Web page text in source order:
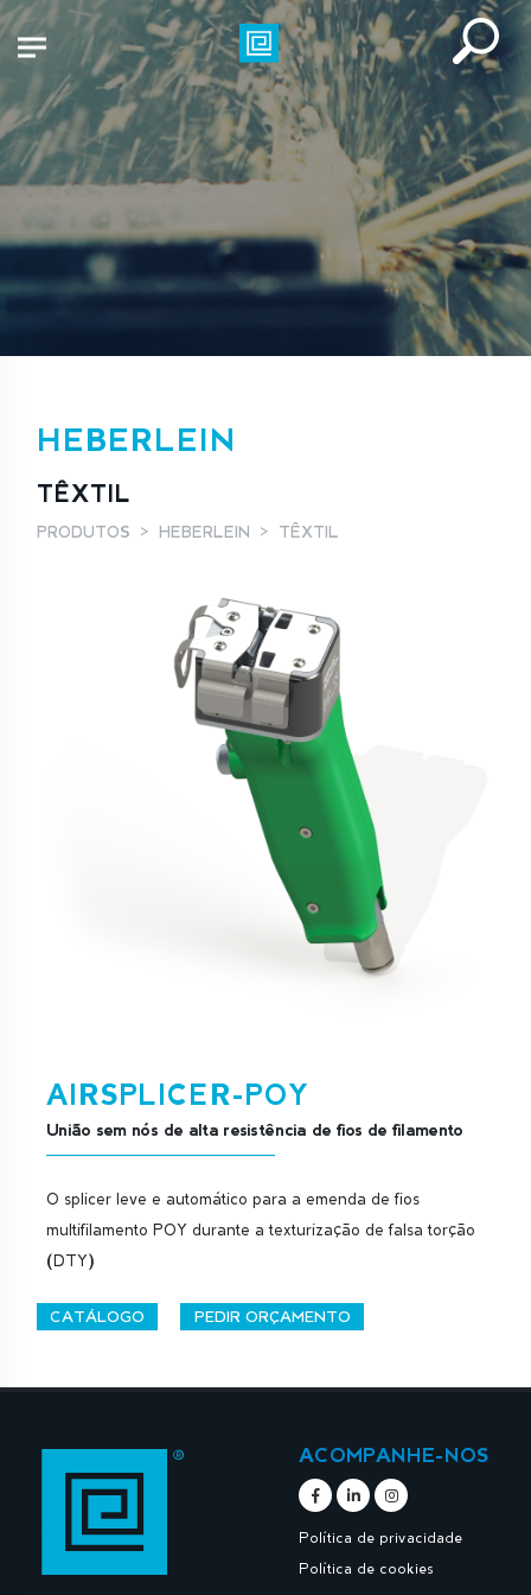
HEBERLEIN
TÊXTIL
PRODUTOS HEBERLEIN TÊXTIL
AIRSPLICER-POY
União sem nós de alta resistência de fios de filamento
O splicer leve e automático para a emenda de fios
multifilamento POY durante a texturização de falsa torção
(DTY)
CATÁLOGO PEDIR ORÇAMENTO
ACOMPANHE-NOS
Política de privacidade
Política de cookies